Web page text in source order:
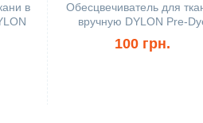
в
Обесцвечиватель для
вручную DYLON Pre-
100 грн.